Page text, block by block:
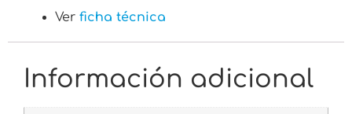
Ver ficha técnica
Información adicional